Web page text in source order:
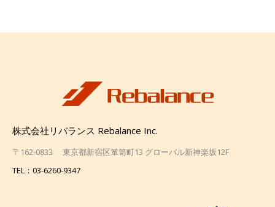
株式会社リバランス Rebalance Inc.
〒162-0833 東京都新宿区箪笥町13 グローバル新神楽坂12F
TEL：03-6260-9347